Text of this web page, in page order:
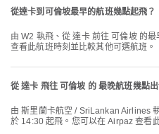
從達卡到可倫坡最早的航班幾點起飛？
由 W2 執飛、從 達卡 前往 可倫坡 的最早航班於 02:15 起飛。您可以在 Airpaz
查看此航班時刻並比較其他可選航班。
從 達卡 飛往 可倫坡 的 最晚航班幾點出
由 斯里蘭卡航空 / SriLankan Airlines 執飛、從 達卡 前往 可倫坡 的最晚航班
於 14:30 起飛。您可以在 Airpaz 查看